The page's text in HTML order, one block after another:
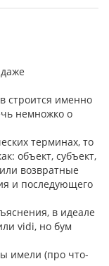
строится именно
немножко о
терминах, то
объект, субъект,
возвратные
и последующего
в идеале
vidi, но бум
имели (про что-